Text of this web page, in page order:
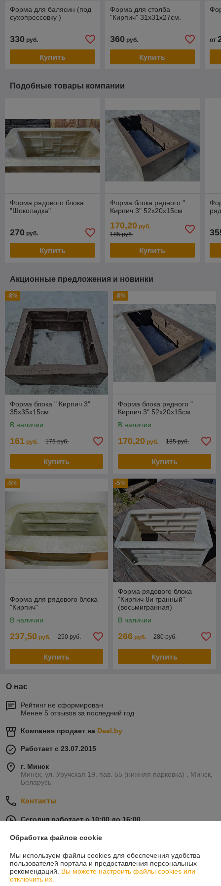
Форма для балясин (под
сухопрессовку )
330 руб.
Купить
Форма для столба
"Кирпич" 31х31х27см.
360руб.
Купить
от
Подобные товары компании
Форма рядового блока
"Шоколадка"
270 руб.
Купить
Форма блока рядного "
Кирпич 3" 52х20х15см
170,20руб.
185 руб.
Купить
Акционные предложения и новинки
-8%
Форма блока " Кирпич 3"
35х35х15см
В наличии
161 руб. 175 руб.
Купить
-8%
Форма блока рядного "
Кирпич 3" 52х20х15см
В наличии
170,20 руб. 185 руб.
Купить
-5%
Форма для рядового блока
"Кирпич"
В наличии
237,50 руб. 250 руб.
Купить
-5%
Форма рядового блока
"Кирпич 8и гранный"
(восьмигранная)
В наличии
266 руб. 280 руб.
Купить
О нас
Рейтинг не сформирован
Менее 5 отзывов за последний год
Компания продает на Deal.by
Работает с 23.07.2015
г. Минск
Минск, ул. Уручская 19, пав. 55 (нижняя парковка) , Минск,
Беларусь
Контакты
Сегодня работает с 10:00 до 16:00
Отзывы о магазине
21 отзыва за всё время
Обработка файлов cookie
Мы используем файлы cookies для обеспечения удобства
пользователей портала и предоставления персональных
рекомендаций. Вы можете настроить файлы cookies или
отключить их.